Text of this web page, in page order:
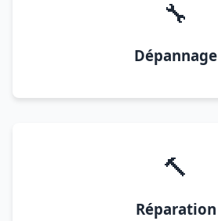
🔧
Dépannage
🔨
Réparation